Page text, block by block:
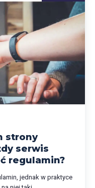
strony
serwis
regulamin?
jednak w praktyce